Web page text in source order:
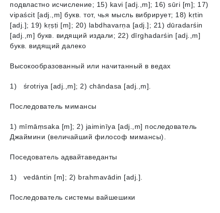
подвластно исчисление; 15) kavi [adj.,m]; 16) sūri [m]; 17)
vipaścit [adj.,m] букв. тот, чья мысль вибрирует; 18) kṛtin
[adj.]; 19) kṛṣṭi [m]; 20) labdhavarṇа [adj.]; 21) dūradarśin
[adj.,m] букв. видящий издали; 22) dīrghadarśin [adj.,m]
букв. видящий далеко
Высокообразованный или начитанный в ведах
1) śrotriya [adj.,m]; 2) chāndasa [adj.,m].
Последователь мимансы
1) mīmāṃsakа [m]; 2) jaiminīyа [adj.,m] последователь
Джаймини (величайший философ мимансы).
Поседователь адвайтаведанты
1) vedāntin [m]; 2) brahmavādin [adj.].
Последователь системы вайшешики